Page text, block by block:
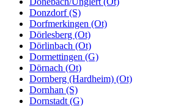
Donzdorf (S)
Dorfmerkingen (Ot)
Dörlesberg (Ot)
Dörlinbach (Ot)
Dormettingen (G)
Dörnach (Ot)
Dornberg (Hardheim) (Ot)
Dornhan (S)
Dornstadt (G)